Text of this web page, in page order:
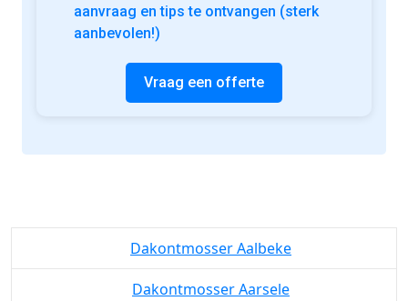
aanvraag en tips te ontvangen (sterk
aanbevolen!)
Vraag een offerte
Dakontmosser Aalbeke
Dakontmosser Aarsele